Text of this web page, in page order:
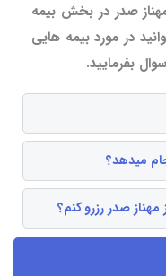
صدر در بخش بیمه
در مورد بیمه هایی
بفرمایید.
میدهد؟
صدر رزرو کنم؟